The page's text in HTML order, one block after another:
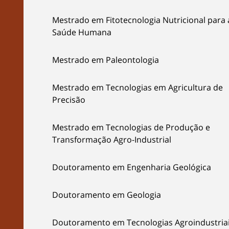
Mestrado em Fitotecnologia Nutricional para
Saúde Humana
Mestrado em Paleontologia
Mestrado em Tecnologias em Agricultura de
Precisão
Mestrado em Tecnologias de Produção e
Transformação Agro-Industrial
Doutoramento em Engenharia Geológica
Doutoramento em Geologia
Doutoramento em Tecnologias